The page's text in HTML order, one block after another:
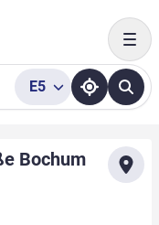
E5
Bochum